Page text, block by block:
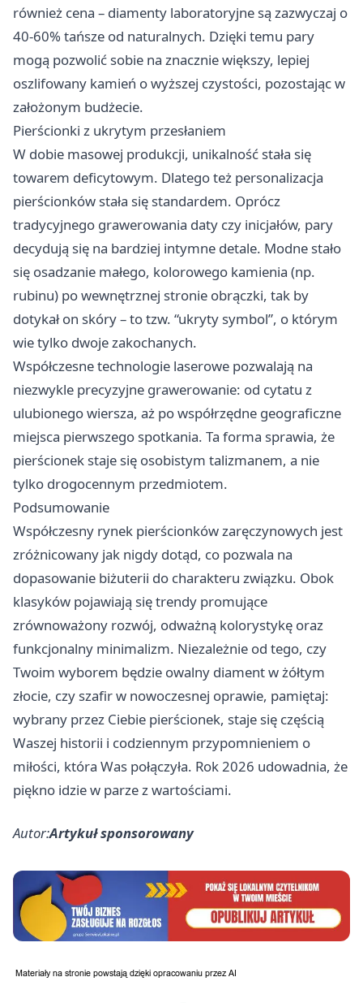
również cena – diamenty laboratoryjne są zazwyczaj o
40-60% tańsze od naturalnych. Dzięki temu pary
mogą pozwolić sobie na znacznie większy, lepiej
oszlifowany kamień o wyższej czystości, pozostając w
założonym budżecie.
Pierścionki z ukrytym przesłaniem
W dobie masowej produkcji, unikalność stała się
towarem deficytowym. Dlatego też personalizacja
pierścionków stała się standardem. Oprócz
tradycyjnego grawerowania daty czy inicjałów, pary
decydują się na bardziej intymne detale. Modne stało
się osadzanie małego, kolorowego kamienia (np.
rubinu) po wewnętrznej stronie obrączki, tak by
dotykał on skóry – to tzw. “ukryty symbol”, o którym
wie tylko dwoje zakochanych.
Współczesne technologie laserowe pozwalają na
niezwykle precyzyjne grawerowanie: od cytatu z
ulubionego wiersza, aż po współrzędne geograficzne
miejsca pierwszego spotkania. Ta forma sprawia, że
pierścionek staje się osobistym talizmanem, a nie
tylko drogocennym przedmiotem.
Podsumowanie
Współczesny rynek pierścionków zaręczynowych jest
zróżnicowany jak nigdy dotąd, co pozwala na
dopasowanie biżuterii do charakteru związku. Obok
klasyków pojawiają się trendy promujące
zrównoważony rozwój, odważną kolorystykę oraz
funkcjonalny minimalizm. Niezależnie od tego, czy
Twoim wyborem będzie owalny diament w żółtym
złocie, czy szafir w nowoczesnej oprawie, pamiętaj:
wybrany przez Ciebie pierścionek, staje się częścią
Waszej historii i codziennym przypomnieniem o
miłości, która Was połączyła. Rok 2026 udowadnia, że
piękno idzie w parze z wartościami.
Autor:Artykuł sponsorowany